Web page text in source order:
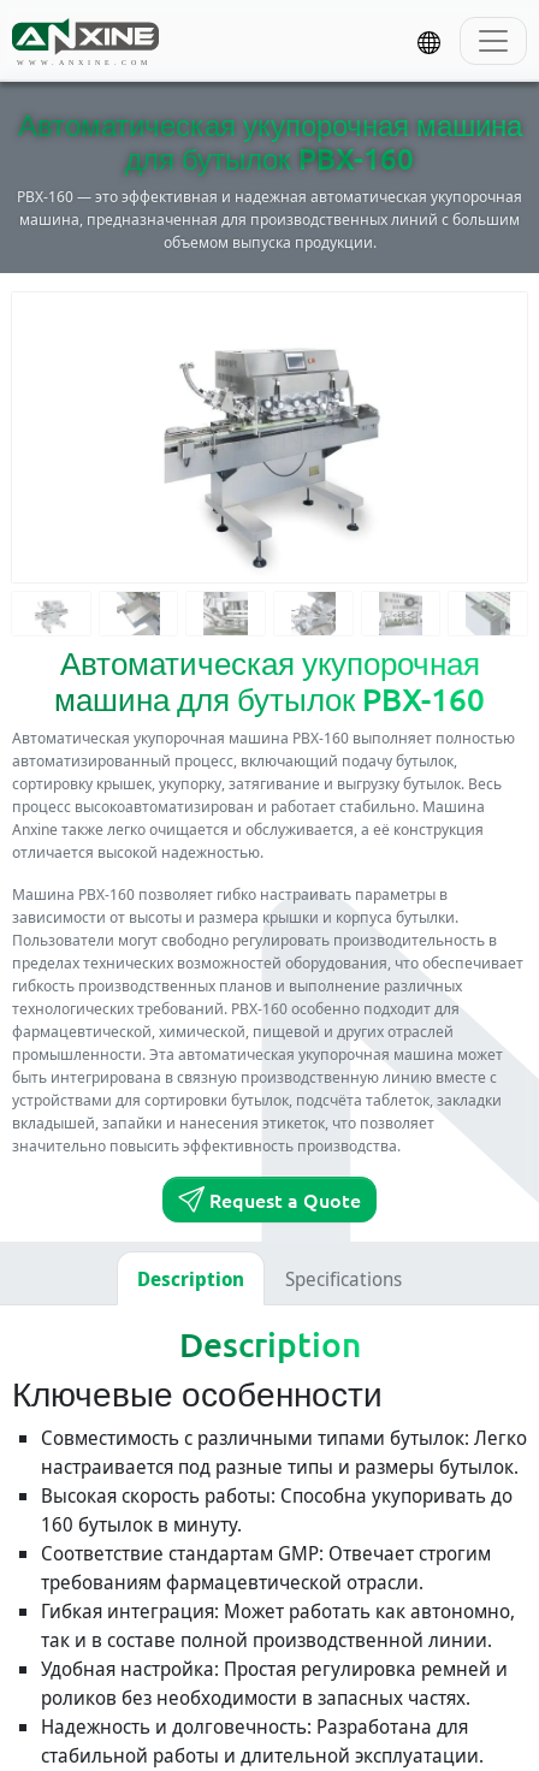
WWW.ANXINE.COM
Автоматическая укупорочная машина
для бутылок PBX-160
PBX-160 — это эффективная и надежная автоматическая укупорочная
машина, предназначенная для производственных линий с большим
объемом выпуска продукции.
Автоматическая укупорочная
машина для бутылок PBX-160
Автоматическая укупорочная машина PBX-160 выполняет полностью
автоматизированный процесс, включающий подачу бутылок,
сортировку крышек, укупорку, затягивание и выгрузку бутылок. Весь
процесс высокоавтоматизирован и работает стабильно. Машина
Anxine также легко очищается и обслуживается, а её конструкция
отличается высокой надежностью.
Машина PBX-160 позволяет гибко настраивать параметры в
зависимости от высоты и размера крышки и корпуса бутылки.
Пользователи могут свободно регулировать производительность в
пределах технических возможностей оборудования, что обеспечивает
гибкость производственных планов и выполнение различных
технологических требований. PBX-160 особенно подходит для
фармацевтической, химической, пищевой и других отраслей
промышленности. Эта автоматическая укупорочная машина может
быть интегрирована в связную производственную линию вместе с
устройствами для сортировки бутылок, подсчёта таблеток, закладки
вкладышей, запайки и нанесения этикеток, что позволяет
значительно повысить эффективность производства.
Request a Quote
Description Specifications
Description
Ключевые особенности
Совместимость с различными типами бутылок: Легко
настраивается под разные типы и размеры бутылок.
Высокая скорость работы: Способна укупоривать до
160 бутылок в минуту.
Соответствие стандартам GMP: Отвечает строгим
требованиям фармацевтической отрасли.
Гибкая интеграция: Может работать как автономно,
так и в составе полной производственной линии.
Удобная настройка: Простая регулировка ремней и
роликов без необходимости в запасных частях.
Надежность и долговечность: Разработана для
стабильной работы и длительной эксплуатации.